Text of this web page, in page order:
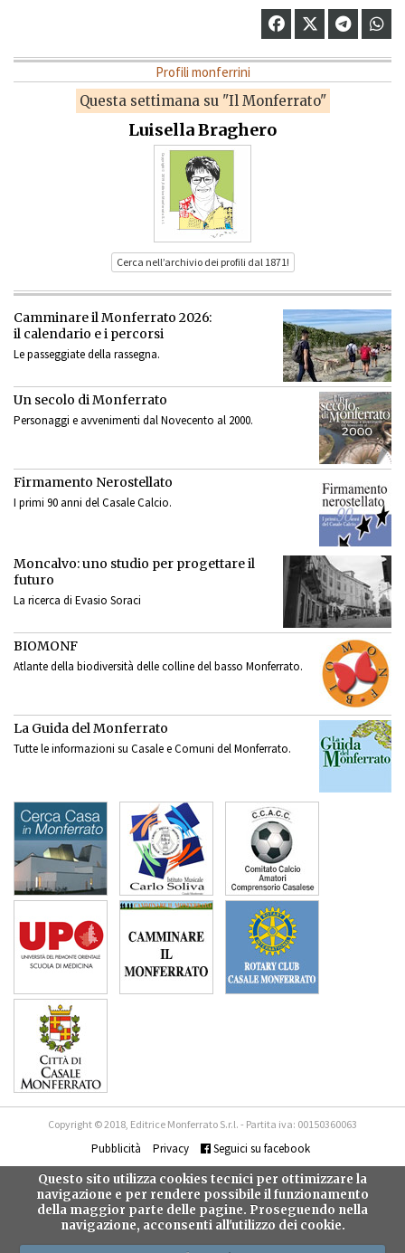
Profili monferrini
Questa settimana su "Il Monferrato"
Luisella Braghero
Cerca nell’archivio dei profili dal 1871!
Camminare il Monferrato 2026:
il calendario e i percorsi
Le passeggiate della rassegna.
Un secolo di Monferrato
Personaggi e avvenimenti dal Novecento al 2000.
Firmamento Nerostellato
I primi 90 anni del Casale Calcio.
Moncalvo: uno studio per progettare il
futuro
La ricerca di Evasio Soraci
BIOMONF
Atlante della biodiversità delle colline del basso Monferrato.
La Guida del Monferrato
Tutte le informazioni su Casale e Comuni del Monferrato.
Copyright © 2018, Editrice Monferrato S.r.l. - Partita iva: 00150360063
Pubblicità Privacy Seguici su facebook
Questo sito utilizza cookies tecnici per ottimizzare la
navigazione e per rendere possibile il funzionamento
della maggior parte delle pagine. Proseguendo nella
navigazione, acconsenti all'utilizzo dei cookie.